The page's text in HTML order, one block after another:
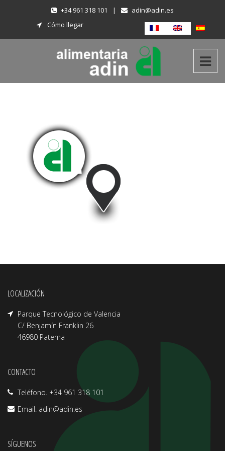
+34 961 318 101 |
adin@adin.es
Cómo llegar
LOCALIZACIÓN
Parque Tecnológico de Valencia
C/ Benjamín Franklin 26
46980 Paterna
CONTACTO
Teléfono. +34 961 318 101
Email. adin@adin.es
SÍGUENOS